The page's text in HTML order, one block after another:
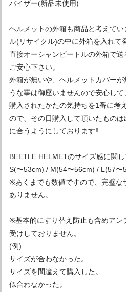
バイザー(新品未使用)
ヘルメットの外箱も商品と考えて
ル(リサイクル)の中に外箱を入れて
直接オーシャンビートルの外箱で
ご安心下さい。
外箱が無いや、ヘルメットカバー
うな事は御座いませんので安心して
購入されたかたの気持ちを1番に考
ので、その日購入して頂いたもの
に合うようにしております‼︎
BEETLE HELMETのサイズ感に関し
S(〜53cm) / M(54〜56cm) / L(57〜
※あくまでも数値ですので、完璧な
ありません。
※基本的にすり替え防止も含めアン
受けしておりません。
(例)
サイズが合わなかった。
サイズを間違えて購入した。
似合わなかった。